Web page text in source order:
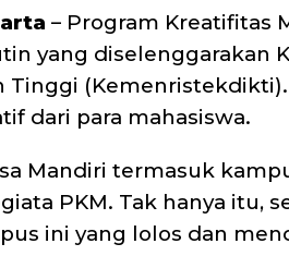
– Program Kreatifitas
yang diselenggarakan
Tinggi
dari para mahasiswa.
Mandiri termasuk
PKM. Tak hanya itu,
ini yang lolos dan